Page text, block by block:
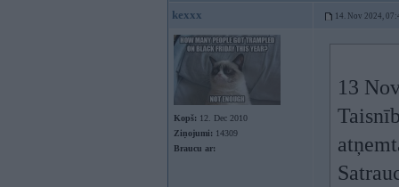
kexxx 14. Nov 2024,
Kopš: 12. Dec 2010
Ziņojumi: 14309
Braucu ar:
13